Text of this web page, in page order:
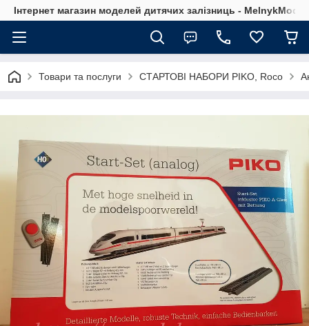
Інтернет магазин моделей дитячих залізниць -
Товари та послуги СТАРТОВІ НАБОРИ PIKO, Roco